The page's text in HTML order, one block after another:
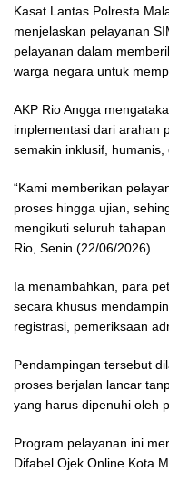
Kasat Lantas Polresta
menjelaskan pelayanan
pelayanan dalam
warga negara untuk
AKP Rio Angga
implementasi dari arahan
semakin inklusif,
“Kami memberikan
proses hingga ujian,
mengikuti seluruh
Rio, Senin (22/06/2026).
Ia menambahkan, para
secara khusus
registrasi, pemeriksaan
Pendampingan tersebut
proses berjalan lancar
yang harus dipenuhi oleh
Program pelayanan ini
Difabel Ojek Online Kota